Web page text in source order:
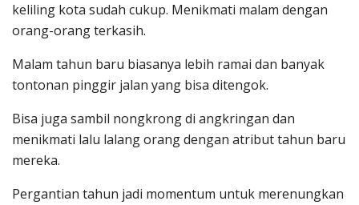
keliling kota sudah cukup. Menikmati malam dengan
orang-orang terkasih.
Malam tahun baru biasanya lebih ramai dan banyak
tontonan pinggir jalan yang bisa ditengok.
Bisa juga sambil nongkrong di angkringan dan
menikmati lalu lalang orang dengan atribut tahun baru
mereka.
Pergantian tahun jadi momentum untuk merenungkan